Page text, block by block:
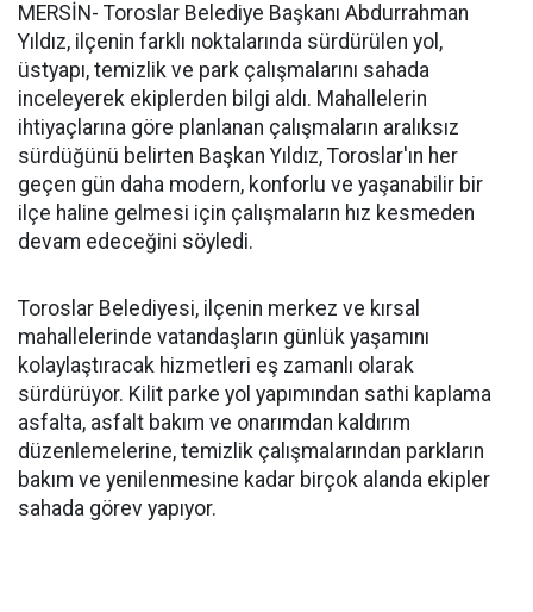
MERSİN- Toroslar Belediye Başkanı Abdurrahman
Yıldız, ilçenin farklı noktalarında sürdürülen yol,
üstyapı, temizlik ve park çalışmalarını sahada
inceleyerek ekiplerden bilgi aldı. Mahallelerin
ihtiyaçlarına göre planlanan çalışmaların aralıksız
sürdüğünü belirten Başkan Yıldız, Toroslar'ın her
geçen gün daha modern, konforlu ve yaşanabilir bir
ilçe haline gelmesi için çalışmaların hız kesmeden
devam edeceğini söyledi.
Toroslar Belediyesi, ilçenin merkez ve kırsal
mahallelerinde vatandaşların günlük yaşamını
kolaylaştıracak hizmetleri eş zamanlı olarak
sürdürüyor. Kilit parke yol yapımından sathi kaplama
asfalta, asfalt bakım ve onarımdan kaldırım
düzenlemelerine, temizlik çalışmalarından parkların
bakım ve yenilenmesine kadar birçok alanda ekipler
sahada görev yapıyor.